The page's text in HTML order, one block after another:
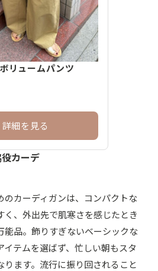
リュームパンツ
詳細を見る
カーデ
のカーディガンは、コンパクトな
く、外出先で肌寒さを感じたとき
能品。飾りすぎないベーシックな
テムを選ばず、忙しい朝もスタ
ります。流行に振り回されること